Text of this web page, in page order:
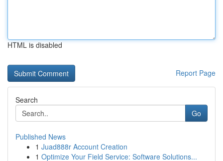
HTML is disabled
Report Page
Search
Go
Published News
1 Juad888r Account Creation
1 Optimize Your Field Service: Software Solutions...